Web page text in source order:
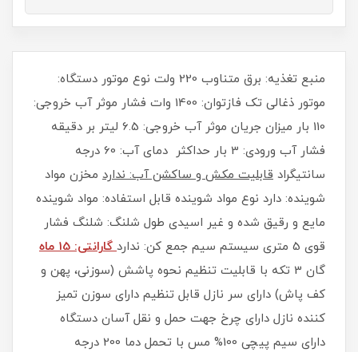
منبع تغذیه: برق متناوب 220 ولت نوع موتور دستگاه:
موتور ذغالی تک فازتوان: 1400 وات فشار موثر آب خروجی:
110 بار میزان جریان موثر آب خروجی: 6.5 لیتر بر دقیقه
فشار آب ورودی: 3 بار حداکثر دمای آب: 60 درجه
سانتیگراد قابلیت مکش و ساکشن آب: ندارد مخزن مواد
شوینده: دارد نوع مواد شوینده قابل استفاده: مواد شوینده
مایع و رقیق شده و غیر اسیدی طول شلنگ: شلنگ فشار
قوی 5 متری سیستم سیم جمع کن: ندارد
گارانتی: 15 ماه
گان 3 تکه با قابلیت تنظیم نحوه پاشش (سوزنی، پهن و
کف پاش) دارای سر نازل قابل تنظیم دارای سوزن تمیز
کننده نازل دارای چرخ جهت حمل و نقل آسان دستگاه
دارای سیم پیچی 100% مس با تحمل دما 200 درجه